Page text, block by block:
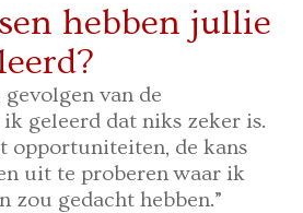
hebben jullie
gevolgen van de
geleerd dat niks zeker is.
opportuniteiten, de kans
uit te proberen waar ik
zou gedacht hebben.”